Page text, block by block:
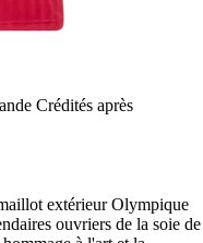
Crédités après
extérieur Olympique
ouvriers de la soie de